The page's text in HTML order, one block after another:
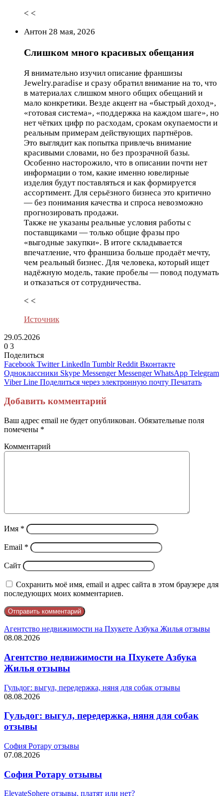
< <
Антон 28 мая, 2026
Слишком много красивых обещания
Я внимательно изучил описание франшизы
Jewelry.paradise и сразу обратил внимание на то, что
в материалах слишком много общих обещаний и
мало конкретики. Везде акцент на «быстрый доход»,
«готовая система», «поддержка на каждом шаге», но
нет чётких цифр по расходам, срокам окупаемости и
реальным примерам действующих партнёров.
Это выглядит как попытка привлечь внимание
красивыми словами, но без прозрачной базы.
Особенно насторожило, что в описании почти нет
информации о том, какие именно ювелирные
изделия будут поставляться и как формируется
ассортимент. Для серьёзного бизнеса это критично
— без понимания качества и спроса невозможно
прогнозировать продажи.
Также не указаны реальные условия работы с
поставщиками — только общие фразы про
«выгодные закупки». В итоге складывается
впечатление, что франшиза больше продаёт мечту,
чем реальный бизнес. Для человека, который ищет
надёжную модель, такие пробелы — повод подумать
и отказаться от сотрудничества.
< <
Источник
29.05.2026
0 3
Поделиться
Facebook Twitter LinkedIn Tumblr Reddit Вконтакте
Одноклассники Skype Messenger Messenger WhatsApp Telegram
Viber Line Поделиться через электронную почту Печатать
Добавить комментарий
Ваш адрес email не будет опубликован. Обязательные поля
помечены *
Комментарий
Имя *
Email *
Сайт
Сохранить моё имя, email и адрес сайта в этом браузере для
последующих моих комментариев.
Агентство недвижимости на Пхукете Азбука Жилья отзывы
08.08.2026
Агентство недвижимости на Пхукете Азбука
Жилья отзывы
Гульдог: выгул, передержка, няня для собак отзывы
08.08.2026
Гульдог: выгул, передержка, няня для собак
отзывы
София Ротару отзывы
07.08.2026
София Ротару отзывы
ElevateSphere отзывы, платят или нет?